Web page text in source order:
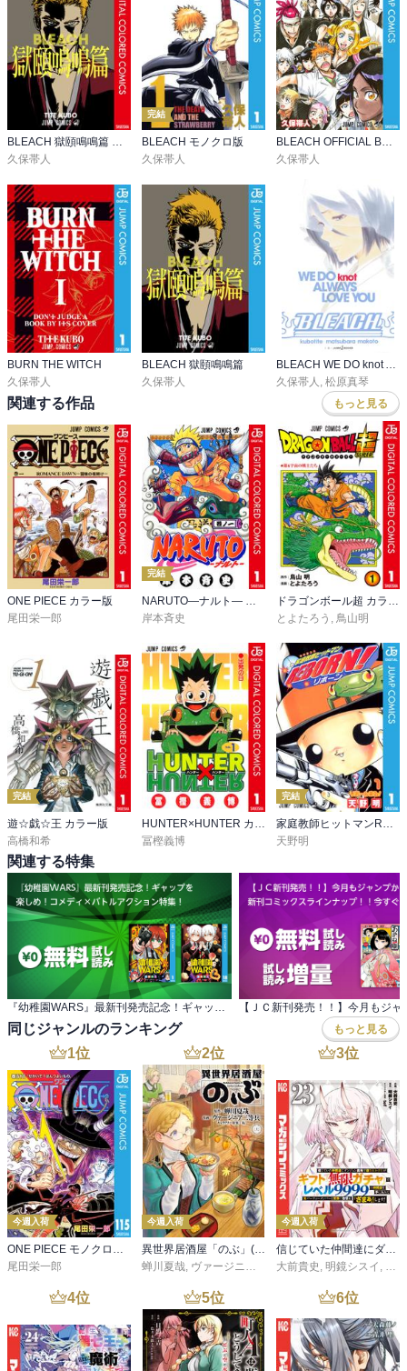
BLEACH 獄頤鳴鳴篇 カラー版
久保帯人
完結
BLEACH モノクロ版
久保帯人
BLEACH OFFICIAL BOOTLEG カラブリ＋
久保帯人
BURN THE WITCH
久保帯人
BLEACH 獄頤鳴鳴篇
久保帯人
久保帯人
松原真琴
関連する作品 もっと見る
ONE PIECE カラー版
尾田栄一郎
完結
NARUTO―ナルト― カラー版
岸本斉史
ドラゴンボール超 カラー版
とよたろう , 鳥山明
完結
遊☆戯☆王 カラー版
高橋和希
冨樫義博
完結
天野明
関連する特集
同じジャンルのランキング もっと見る
1位
今週入荷
ONE PIECE モノクロ版 115
尾田栄一郎
2位
今週入荷
異世界居酒屋「のぶ」(22)
蝉川夏哉, ヴァージニア二等兵 ,転
3位
今週入荷
信じていた仲間達にダンジョン奥地で殺されかけたがギフト『無限ガチャ』でレベル９９９９の仲間達を手に入れて元パーティーメンバーと世界に復讐＆『ざまぁ！』します！（２３）
大前貴史 , 明鏡シスイ , ｔ
4位 5位 6位